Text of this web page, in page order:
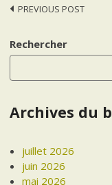
Post
PREVIOUS POST
Rechercher
Archives du
juillet 2026
juin 2026
mai 2026